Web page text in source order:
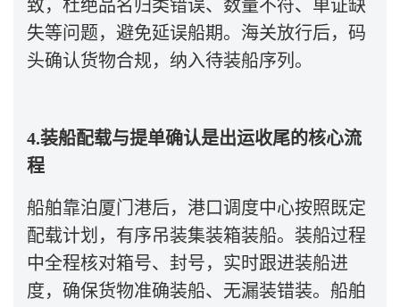
致，杜绝品名归类错误、数量不符、单证缺
失等问题，避免延误船期。海关放行后，码
头确认货物合规，纳入待装船序列。
4.装船配载与提单确认是出运收尾的核心流
程
船舶靠泊厦门港后，港口调度中心按照既定
配载计划，有序吊装集装箱装船。装船过程
中全程核对箱号、封号，实时跟进装船进
度，确保货物准确装船、无漏装错装。船舶